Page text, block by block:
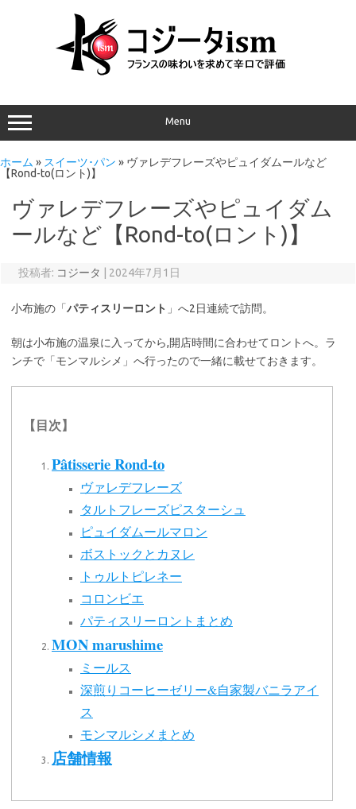
Menu
ホーム » スイーツ･パン » ヴァレデフレーズやピュイダムールなど
【Rond-to(ロント)】
ヴァレデフレーズやピュイダム
ールなど【Rond-to(ロント)】
投稿者: コジータ 2024年7月1日
小布施の「パティスリーロント 」へ2日連続で訪問。
朝は小布施の温泉に入ってから,開店時間に合わせてロントへ。ラ
ンチで「モンマルシメ」へ行ったので一緒に載せておきます。
【目次】
Pâtisserie Rond-to
ヴァレデフレーズ
タルトフレーズピスターシュ
ピュイダムールマロン
ボストックとカヌレ
トゥルトピレネー
コロンビエ
パティスリーロントまとめ
MON marushime
ミールス
深煎りコーヒーゼリー&自家製バニラアイ
ス
モンマルシメまとめ
店舗情報